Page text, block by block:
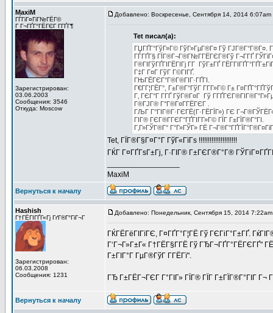
MaxiM
ГЃГіГ¤ГіГ№ГЁГ©
Г Г¬ГҐГ°ГЁГЄГ Г­ГҐГ¶
Зарегистрирован:
03.06.2003
Сообщения: 3546
Откуда: Moscow
Добавлено: Воскресенье, Сентября 14, 2014 6:07am
Tet писал(а):
ГЏГҐГ°ГўГ»Г© ГўГ»ГµГ®Г¤ Гў ГЈГ®Г°Г®Г¤.
ГЃГҐГ§ ГЇГ®Г¬Г®Г№Г­ГЁГЄГ®Гў Г¬Г­ГҐ
Г®ГІГўГҐГІГЁГІГј Г­Г ГўГ±ГҐ
Г‡Г Г¤Г ГўГ Г©ГІГҐ.
ГЊГЁГЄГ°Г®Г®ГІГ·ГҐГІ.
Г€Г­Г¦ГЁГ°, Г±Г®Г°ГўГ Г­Г­Г»Г© Г±
Г‚ ГЄГ°Г Г­ГҐ ГўГ®Г¤Г Гў
Г®ГЈГ® Г°Г®Г¤Г­ГЁГЄГ .
ГЉГ Г°ГІГ®Г·ГЄГЁ(Г·ГЁГЇГ») ГЄ
ГІГ® ГЄГ®Г­ГЄГ°ГҐГІГ­Г»Г© ГЇГ Г±ГЇГ®Г°ГІ.
Г‚Г»ГЎГ®Г° Г°Г»ГЎГ» ГЁ
Tet, ГЇГ®Г§Г¤Г°Г ГўГ«ГїГѕ !!!!!!!!!!!!!!!!!!!!!
ГЌГ Г¤ГҐГѕГ±Гј, Г·ГІГ® Г±ГЄГ®Г°Г®
MaxiM
Вернуться к началу
Hashish
Г†ГЁГІГҐГ«Гј ГґГ®Г°ГіГ¬Г
Зарегистрирован:
06.03.2008
Сообщения: 1231
Добавлено: Понедельник, Сентября 15, 2014 7:22am
ГЌГЁГёГІГїГЄ, Г¤ГҐГ°Г¦ГЁ Гў ГЄГіГ°Г±ГҐ.
Г‘Г¬Г»Г±Г« Г†ГЁГ§Г­ГЁ Гў ГЂГ¬ГҐГ°ГЁГЄГҐ"
Г±ГІГ°Г ГµГ®ГўГ Г­ГЁГї".
ГЂ Г±ГЁГ¬ГЄГ Г°ГІГ» ГЇГ® ГЇГ Г±ГЇГ®Г°ГІГ Г¬
Вернуться к началу